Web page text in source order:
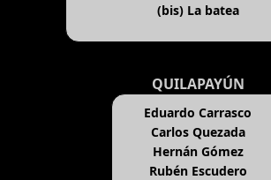
(bis) La batea
QUILAPAYÚN
Eduardo Carrasco
Carlos Quezada
Hernán Gómez
Rubén Escudero